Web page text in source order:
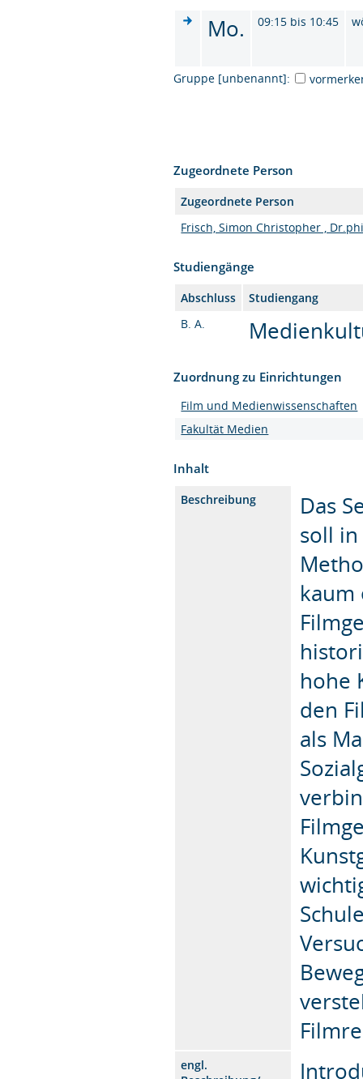
Mo. 09:15 bis 10:45
Gruppe [unbenannt]:
Zugeordnete Person
Zugeordnete Person
Frisch, Simon Christopher ,
Studiengänge
Abschluss
Studiengang
B. A.
Zuordnung zu Einrichtungen
Film und Medienwissenschaften
Fakultät Medien
Inhalt
Beschreibung
Das
soll
kaum
hohe
den
als
engl.